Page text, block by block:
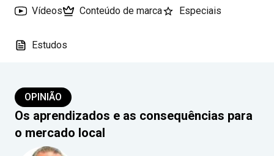
Vídeos Conteúdo de marca Especiais
Estudos
OPINIÃO
Os aprendizados e as consequências para
o mercado local